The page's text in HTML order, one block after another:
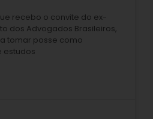
recebo o convite do ex-
dos Advogados Brasileiros,
tomar posse como
estudos